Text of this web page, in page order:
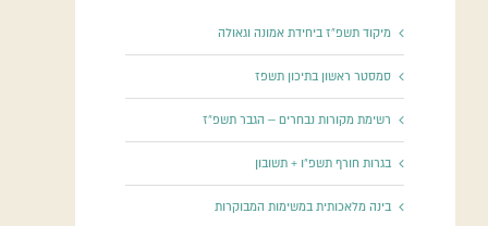
מיקוד תשפ”ז ביחידת אמונה וגאולה
סמסטר ראשון בתיכון תשפז
רשימת מקורות נבחרים – הגבר תשפ”ז
בגרות חורף תשפ”ו + תשובון
בינה מלאכותית במשימות המבוקרות